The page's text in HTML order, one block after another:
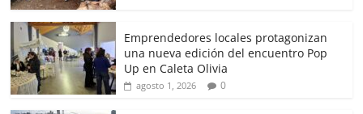
Emprendedores locales protagonizan
una nueva edición del encuentro Pop
Up en Caleta Olivia
agosto 1, 2026 0